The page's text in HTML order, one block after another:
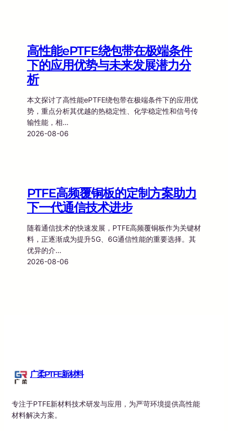
高性能ePTFE绕包带在极端条件
下的应用优势与未来发展潜力分
析
本文探讨了高性能ePTFE绕包带在极端条件下的应用优
势，重点分析其优越的热稳定性、化学稳定性和信号传
输性能，相…
2026-08-06
PTFE高频覆铜板的定制方案助力
下一代通信技术进步
随着通信技术的快速发展，PTFE高频覆铜板作为关键材
料，正逐渐成为提升5G、6G通信性能的重要选择。其
优异的介…
2026-08-06
广柔PTFE新材料
专注于PTFE新材料技术研发与应用，为严苛环境提供高性能
材料解决方案。